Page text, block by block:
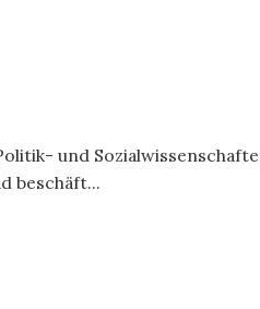
und
beschäft...